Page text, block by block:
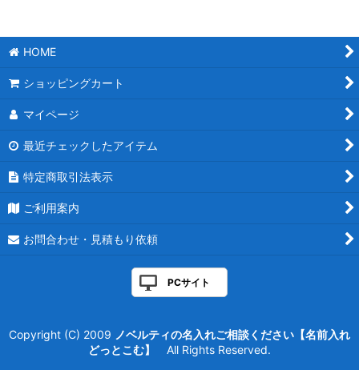
HOME
ショッピングカート
マイページ
最近チェックしたアイテム
特定商取引法表示
ご利用案内
お問合わせ・見積もり依頼
PCサイト
Copyright (C) 2009 ノベルティの名入れご相談ください【名前入れ
どっとこむ】
All Rights Reserved.